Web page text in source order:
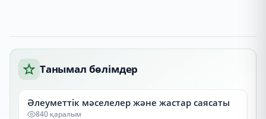
Танымал бөлімдер
Әлеуметтік мәселелер және жастар саясаты
840 қаралым